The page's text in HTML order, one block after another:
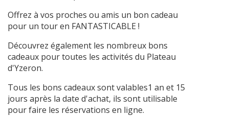
Offrez à vos proches ou amis un bon cadeau
pour un tour en FANTASTICABLE !
Découvrez également les nombreux bons
cadeaux pour toutes les activités du Plateau
d'Yzeron.
Tous les bons cadeaux sont valables1 an et 15
jours après la date d'achat, ils sont utilisable
pour faire les réservations en ligne.